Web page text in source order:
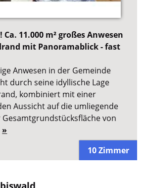
11.000 m² großes Anwesen
mit Panoramablick - fast
Anwesen in der Gemeinde
durch seine idyllische Lage
kombiniert mit einer
Aussicht auf die umliegende
von
»
10 Zimmer